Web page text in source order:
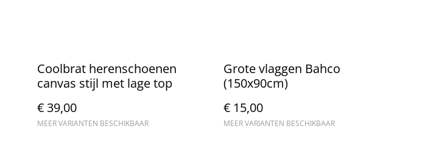
Coolbrat herenschoenen
canvas stijl met lage top
€ 39,00
MEER VARIANTEN BESCHIKBAAR
Grote vlaggen Bahco
(150x90cm)
€ 15,00
MEER VARIANTEN BESCHIKBAAR